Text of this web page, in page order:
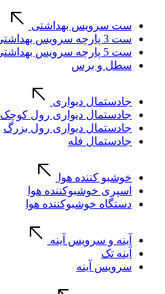
ست سرویس بهداشتی
ست 3 پارچه سرویس بهداشتی
ست 5 پارچه سرویس بهداشتی
سطل و برس
جادستمال دیواری
جادستمال دیواری رول کوچک
جادستمال دیواری رول بزرگ
جادستمال فله
خوشبو کننده هوا
اسپری خوشبوکننده هوا
دستگاه خوشبوکننده هوا
آینه و سرویس آینه
آینه تک
سرویس آینه